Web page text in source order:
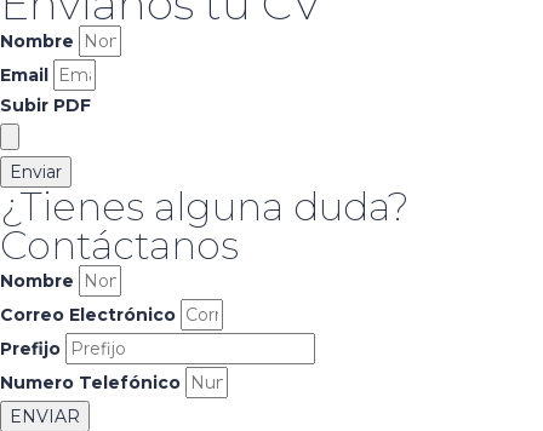
Nombre
Email
Subir PDF
Enviar
¿Tienes alguna duda?
Contáctanos
Nombre
Correo Electrónico
Prefijo
Numero Telefónico
ENVIAR